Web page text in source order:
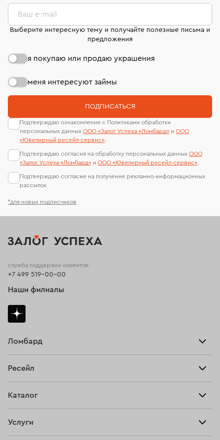
странице«Возврат украшений»
лабораторий
*для новых подписчиков
Ваш e-mail
Выберите интересную тему и получайте полезные письма и
предложения
я покупаю или продаю украшения
меня интересуют займы
ПОДПИСАТЬСЯ
Подтверждаю ознакомление с Политиками обработки
персональных данных ООО «Залог Успеха «Ломбард» и ООО
«Ювелирный ресейл-сервиc».
Подтверждаю согласия на обработку персональных данных ООО
«Залог Успеха «Ломбард» и ООО «Ювелирный ресейл-сервиc».
Подтверждаю согласие на получение рекламно-информационных
рассылок
Ломбард
Тарифы
Ресейл
Купить
Каталог
Услуги
служба поддержки клиентов:
+7 499 519-00-00
Наши филиалы